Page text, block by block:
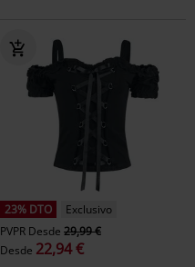
23% DTO
Exclusivo
PVPR Desde 29,99 €
Desde 22,94 €